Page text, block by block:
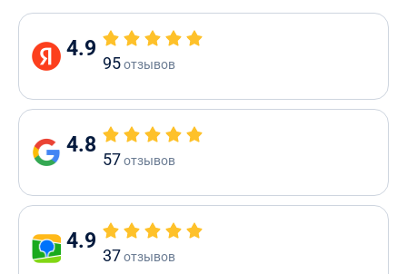
4.9
95отзывов
4.8
57отзывов
4.9
37отзывов